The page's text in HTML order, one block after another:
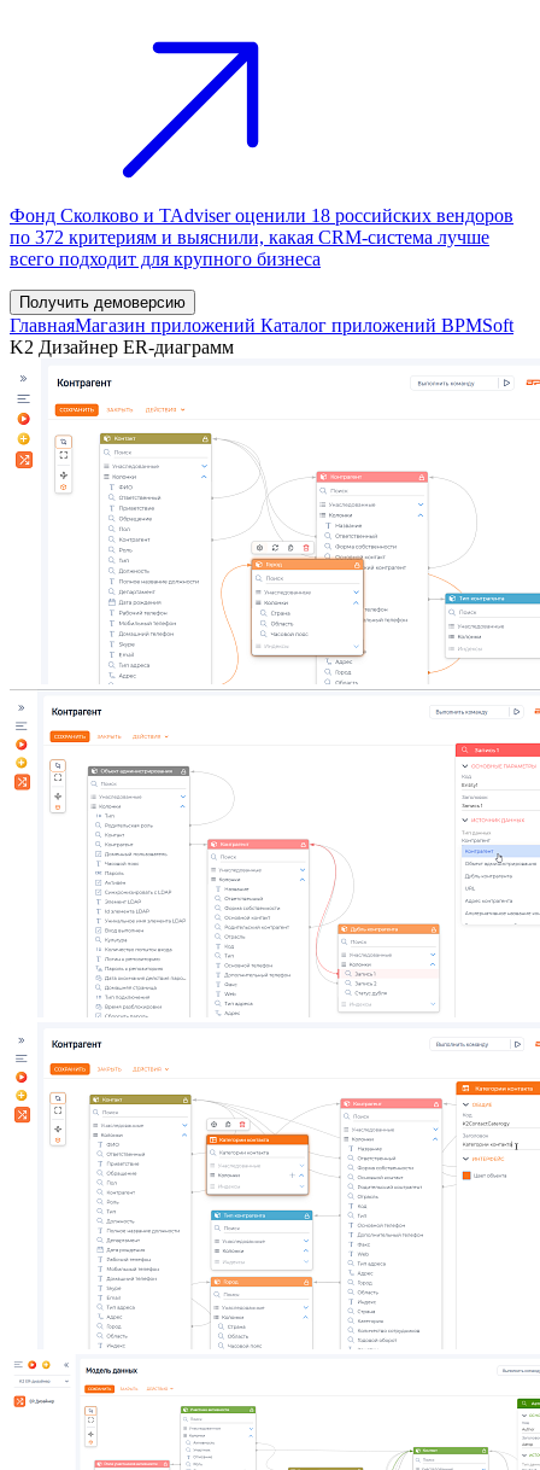
Фонд Сколково и TAdviser оценили 18 российских вендоров
по 372 критериям и выяснили, какая CRM-система лучше
всего подходит для крупного бизнеса
Получить демоверсию
ГлавнаяМагазин приложений Каталог приложений BPMSoft
K2 Дизайнер ER-диаграмм